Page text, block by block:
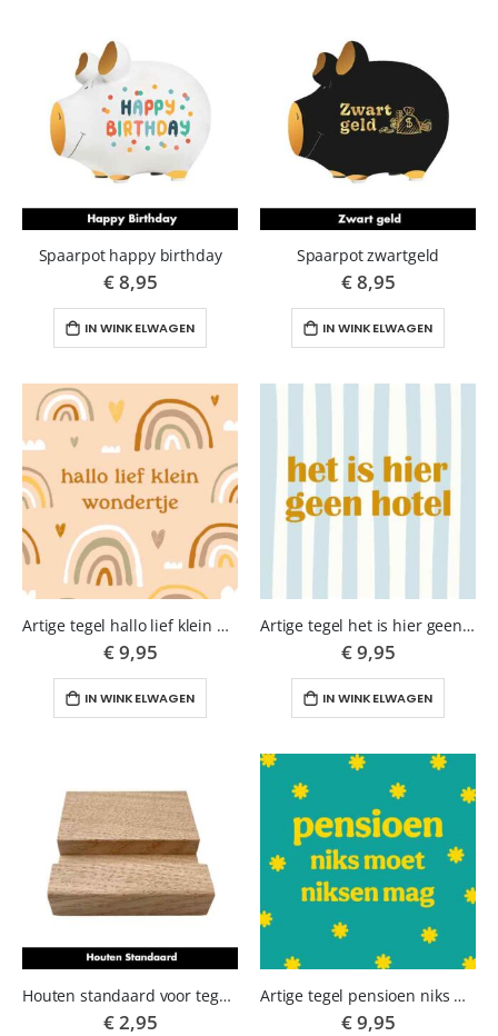
Spaarpot happy birthday
€ 8,95
IN WINKELWAGEN
Spaarpot zwartgeld
€ 8,95
IN WINKELWAGEN
Artige tegel hallo lief klein wondertje
€ 9,95
IN WINKELWAGEN
Artige tegel het is hier geen hotel
€ 9,95
IN WINKELWAGEN
Houten standaard voor tegeltje artige
€ 2,95
Artige tegel pensioen niks moet niksen mag
€ 9,95